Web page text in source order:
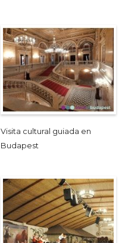
Visita cultural guiada en
Budapest